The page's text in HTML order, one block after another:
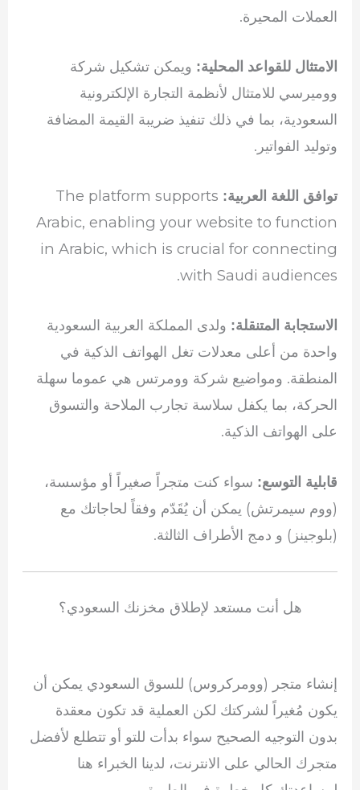
العملات المحيرة.
الامتثال للقواعد المحلية: ويمكن تشكيل شركة
ووميرسي للامتثال لأنظمة التجارة الإلكترونية
السعودية، بما في ذلك تنفيذ ضريبة القيمة المضافة
وتوليد الفواتير.
توافق اللغة العربية: The platform supports
Arabic, enabling your website to function
in Arabic, which is crucial for connecting
with Saudi audiences.
الاستجابة المتنقلة: ولدى المملكة العربية السعودية
واحدة من أعلى معدلات تغل الهواتف الذكية في
المنطقة. ومواضيع شركة وومرتس هي عموما سهلة
الحركة، بما يكفل سلاسة تجارب الملاحة والتسوق
على الهواتف الذكية.
قابلية التوسع: سواء كنت متجراً صغيراً أو مؤسسة،
(ووم سيمرتش) يمكن أن يُقَدّم وفقاً لحاجاتك مع
(بلوجينز) و دمج الأطراف الثالثة.
هل أنت مستعد لإطلاق مخزنك السعودي؟
إنشاء متجر (وومركروس) للسوق السعودي يمكن أن
يكون مُغيراً لشركتك لكن العملية قد تكون معقدة
بدون التوجيه الصحيح سواء بدأت للتو أو تتطلع لأفضل
متجرك الحالي على الانترنت، لدينا الخبراء هنا